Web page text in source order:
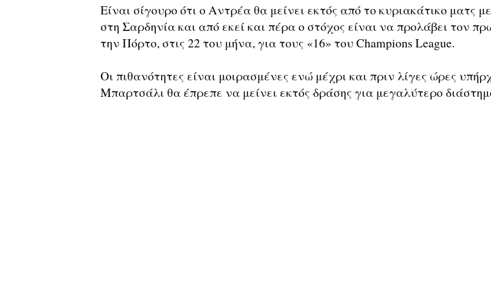
Είναι σίγουρο ότι ο Αντρέα θα μείνει εκτός από το κυριακάτικο ματς
στη Σαρδηνία και από εκεί και πέρα ο στόχος είναι να προλάβει τον
την Πόρτο, στις 22 του μήνα, για τους «16» του Champions League.
Οι πιθανότητες είναι μοιρασμένες ενώ μέχρι και πριν λίγες ώρες
Μπαρτσάλι θα έπρεπε να μείνει εκτός δράσης για μεγαλύτερο